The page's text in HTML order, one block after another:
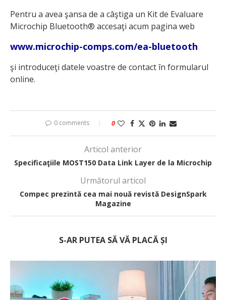
Pentru a avea şansa de a câştiga un Kit de Evaluare
Microchip Bluetooth® accesaţi acum pagina web
www.microchip-comps.com/ea-bluetooth
şi intro­duceţi datele voastre de contact în formularul
online.
0 comments 0
Articol anterior
Specificaţiile MOST150 Data Link Layer de la Microchip
Următorul articol
Compec prezintă cea mai nouă revistă DesignSpark
Magazine
S-AR PUTEA SĂ VĂ PLACĂ ȘI